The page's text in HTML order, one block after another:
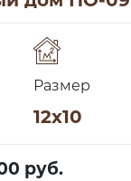
Размер
12х10
руб.